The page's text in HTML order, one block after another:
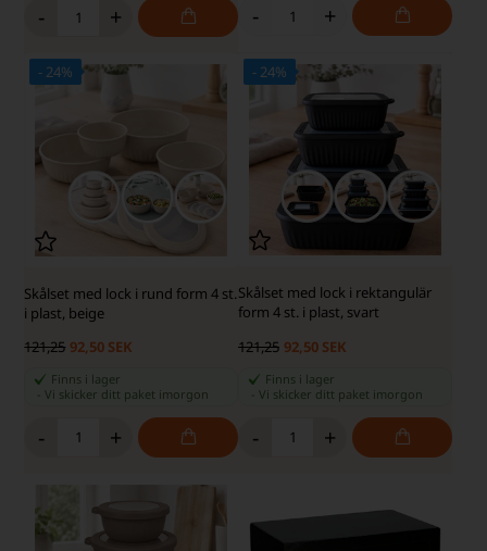
- + - +
- 24%
Skålset med lock i rund form 4 st.
i plast, beige
121,25 92,50 SEK
Finns i lager
-Vi skicker ditt paket imorgon
- +
- 24%
Skålset med lock i rektangulär
form 4 st. i plast, svart
121,25 92,50 SEK
Finns i lager
Vi skicker ditt paket imorgon
- +